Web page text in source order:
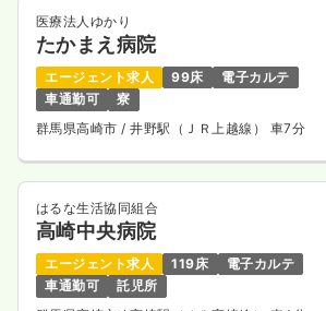
医療法人ゆかり
たかまえ病院
エージェント求人 99床
電子カルテ
車通勤可
寮
群馬県高崎市 / 井野駅（ＪＲ上越線） 車7分
はるな生活協同組合
高崎中央病院
エージェント求人 119床
電子カルテ
車通勤可
託児所